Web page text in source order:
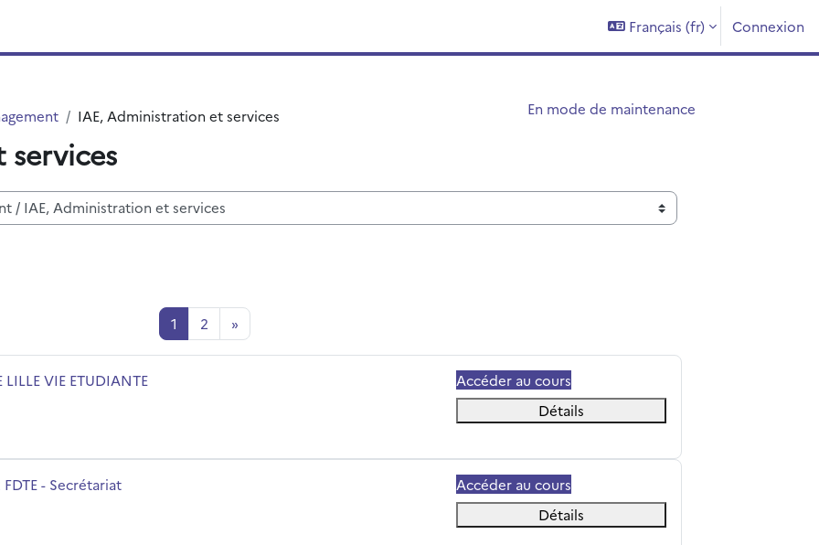
Français ‎(fr)‎ Connexion
IAE, Administration et services En mode de maintenance
des cours
1 Page 1
2 Page 2
»
du cours
LILLE VIE ETUDIANTE
Accéder au cours
Détails
du cours
FDTE - Secrétariat
Accéder au cours
Détails